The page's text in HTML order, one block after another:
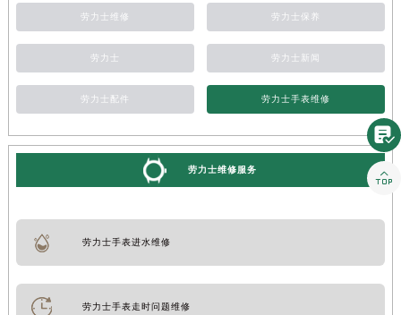
劳力士维修 劳力士保养
劳力士 劳力士新闻
劳力士配件 劳力士手表维修
劳力士维修服务
劳力士手表进水维修
劳力士手表走时问题维修

